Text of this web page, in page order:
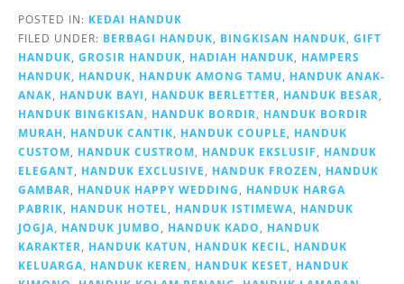
POSTED IN: KEDAI HANDUK
FILED UNDER: BERBAGI HANDUK, BINGKISAN HANDUK, GIFT
HANDUK, GROSIR HANDUK, HADIAH HANDUK, HAMPERS
HANDUK, HANDUK, HANDUK AMONG TAMU, HANDUK ANAK-
ANAK, HANDUK BAYI, HANDUK BERLETTER, HANDUK BESAR,
HANDUK BINGKISAN, HANDUK BORDIR, HANDUK BORDIR
MURAH, HANDUK CANTIK, HANDUK COUPLE, HANDUK
CUSTOM, HANDUK CUSTROM, HANDUK EKSLUSIF, HANDUK
ELEGANT, HANDUK EXCLUSIVE, HANDUK FROZEN, HANDUK
GAMBAR, HANDUK HAPPY WEDDING, HANDUK HARGA
PABRIK, HANDUK HOTEL, HANDUK ISTIMEWA, HANDUK
JOGJA, HANDUK JUMBO, HANDUK KADO, HANDUK
KARAKTER, HANDUK KATUN, HANDUK KECIL, HANDUK
KELUARGA, HANDUK KEREN, HANDUK KESET, HANDUK